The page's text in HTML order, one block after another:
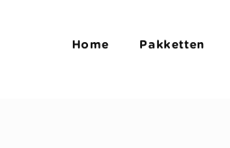
Home Pakketten